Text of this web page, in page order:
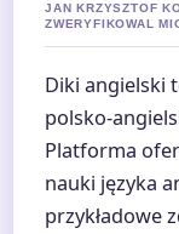
JAN KRZYSZTOF
ZWERYFIKOWAL
Diki angielski
polsko-
Platforma
nauki języka
przykładowe